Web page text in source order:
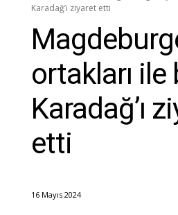
Karadağ’ı ziyaret etti
ortakları
Karadağ’ı
etti
16 Mayıs 2024